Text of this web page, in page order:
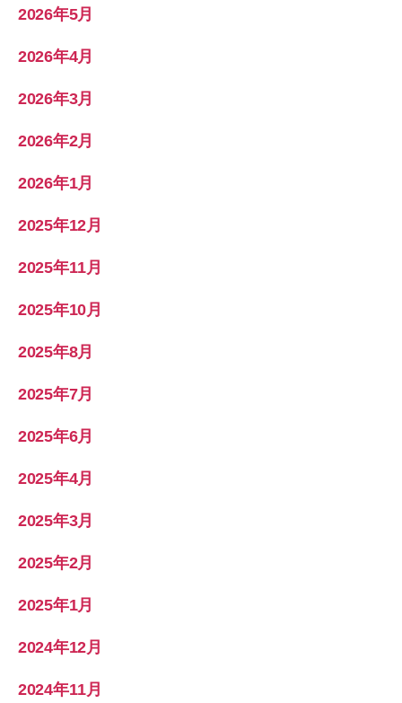
2026年5月
2026年4月
2026年3月
2026年2月
2026年1月
2025年12月
2025年11月
2025年10月
2025年8月
2025年7月
2025年6月
2025年4月
2025年3月
2025年2月
2025年1月
2024年12月
2024年11月